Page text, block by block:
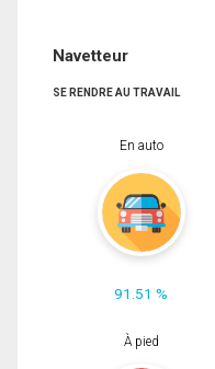
Navetteur
SE RENDRE AU TRAVAIL
En auto
91.51 %
À pied